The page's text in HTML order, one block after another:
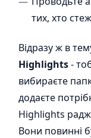
тих, хто
Відразу ж в
Highlights-
вибираєте
додаєте
Highlights
Вони повинні